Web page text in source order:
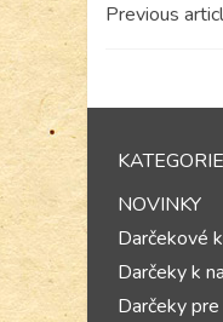
Previous
KATEGORIE
NOVINKY
Darčekové
Darčeky k
Darčeky